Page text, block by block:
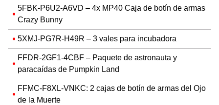
5FBK-P6U2-A6VD – 4x MP40 Caja de botín de armas
Crazy Bunny
5XMJ-PG7R-H49R – 3 vales para incubadora
FFDR-2GF1-4CBF – Paquete de astronauta y
paracaídas de Pumpkin Land
FFMC-F8XL-VNKC: 2 cajas de botín de armas del Ojo
de la Muerte